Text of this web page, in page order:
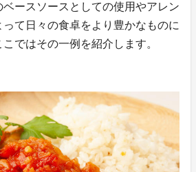
ベースソースとしての使用やアレン
て日々の食卓をより豊かなものに
ではその一例を紹介します。